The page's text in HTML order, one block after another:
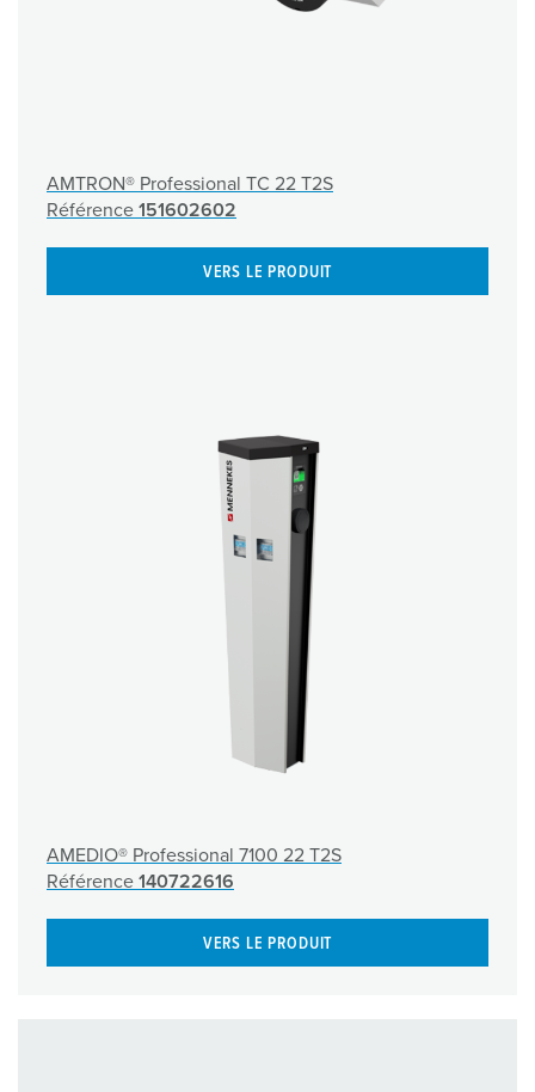
AMTRON® Professional TC 22 T2S
Référence 151602602
VERS LE PRODUIT
AMEDIO® Professional 7100 22 T2S
Référence 140722616
VERS LE PRODUIT